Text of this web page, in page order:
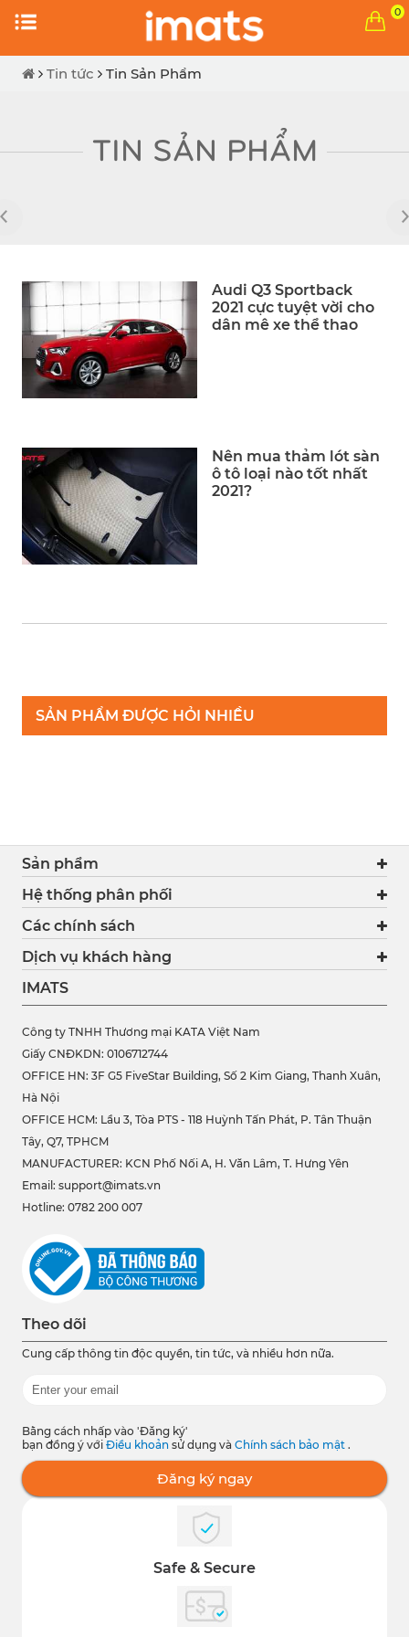
0
Tin tức Tin Sản Phẩm
TIN SẢN PHẨM
Audi Q3 Sportback
2021 cực tuyệt vời cho
dân mê xe thể thao
Nên mua thảm lót sàn
ô tô loại nào tốt nhất
2021?
SẢN PHẨM ĐƯỢC HỎI NHIỀU
Sản phẩm
Hệ thống phân phối
Các chính sách
Dịch vụ khách hàng
IMATS
Công ty TNHH Thương mại KATA Việt Nam
Giấy CNĐKDN: 0106712744
OFFICE HN: 3F G5 FiveStar Building, Số 2 Kim Giang, Thanh Xuân,
Hà Nội
OFFICE HCM: Lầu 3, Tòa PTS - 118 Huỳnh Tấn Phát, P. Tân Thuận
Tây, Q7, TPHCM
MANUFACTURER: KCN Phố Nối A, H. Văn Lâm, T. Hưng Yên
Email: support@imats.vn
Hotline: 0782 200 007
Theo dõi
Cung cấp thông tin độc quyền, tin tức, và nhiều hơn nữa.
Bằng cách nhấp vào 'Đăng ký'
bạn đồng ý với Điều khoản sử dụng và Chính sách bảo mật .
Đăng ký ngay
Safe & Secure